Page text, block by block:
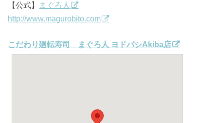
【公式】
まぐろ人
http://www.magurobito.com
こだわり廻転寿司 まぐろ人 ヨドバシAkiba店